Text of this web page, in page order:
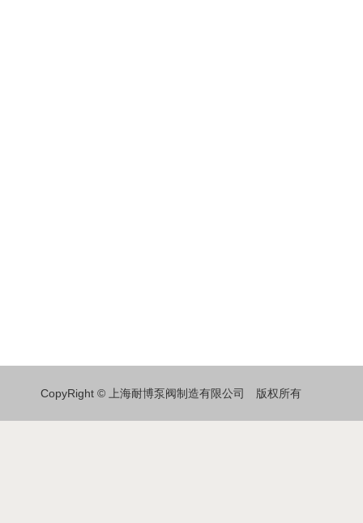
CopyRight © 上海耐博泵阀制造有限公司 版权所有